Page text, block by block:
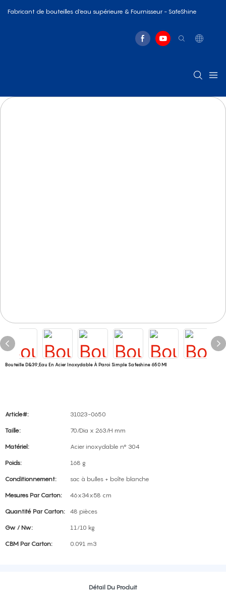
Fabricant de bouteilles d'eau supérieure & Fournisseur - SafeShine
Bouteille D&39;eau En Acier Inoxydable À Paroi Simple Safeshine 650 Ml
Article#: 31023-0650
Taille: 70/Dia x 263/H mm
Matériel: Acier inoxydable n° 304
Poids: 168 g
Conditionnement: sac à bulles + boîte blanche
Mesures Par Carton: 46x34x58 cm
Quantité Par Carton: 48 pièces
Gw / Nw: 11/10 kg
CBM Par Carton: 0.091 m3
Détail Du Produit